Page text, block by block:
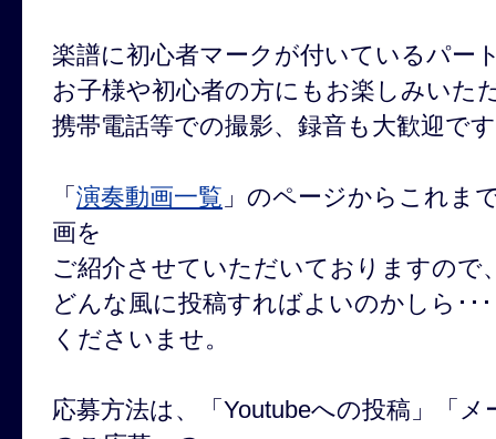
楽譜に初心者マークが付いているパー
お子様や初心者の方にもお楽しみいた
携帯電話等での撮影、録音も大歓迎で
「 演奏動画一覧 」のページからこれま
画を
ご紹介させていただいておりますので
どんな風に投稿すればよいのかしら･･
くださいませ。
応募方法は、「Youtubeへの投稿」「